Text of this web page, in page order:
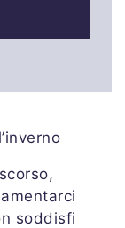
soddisfi